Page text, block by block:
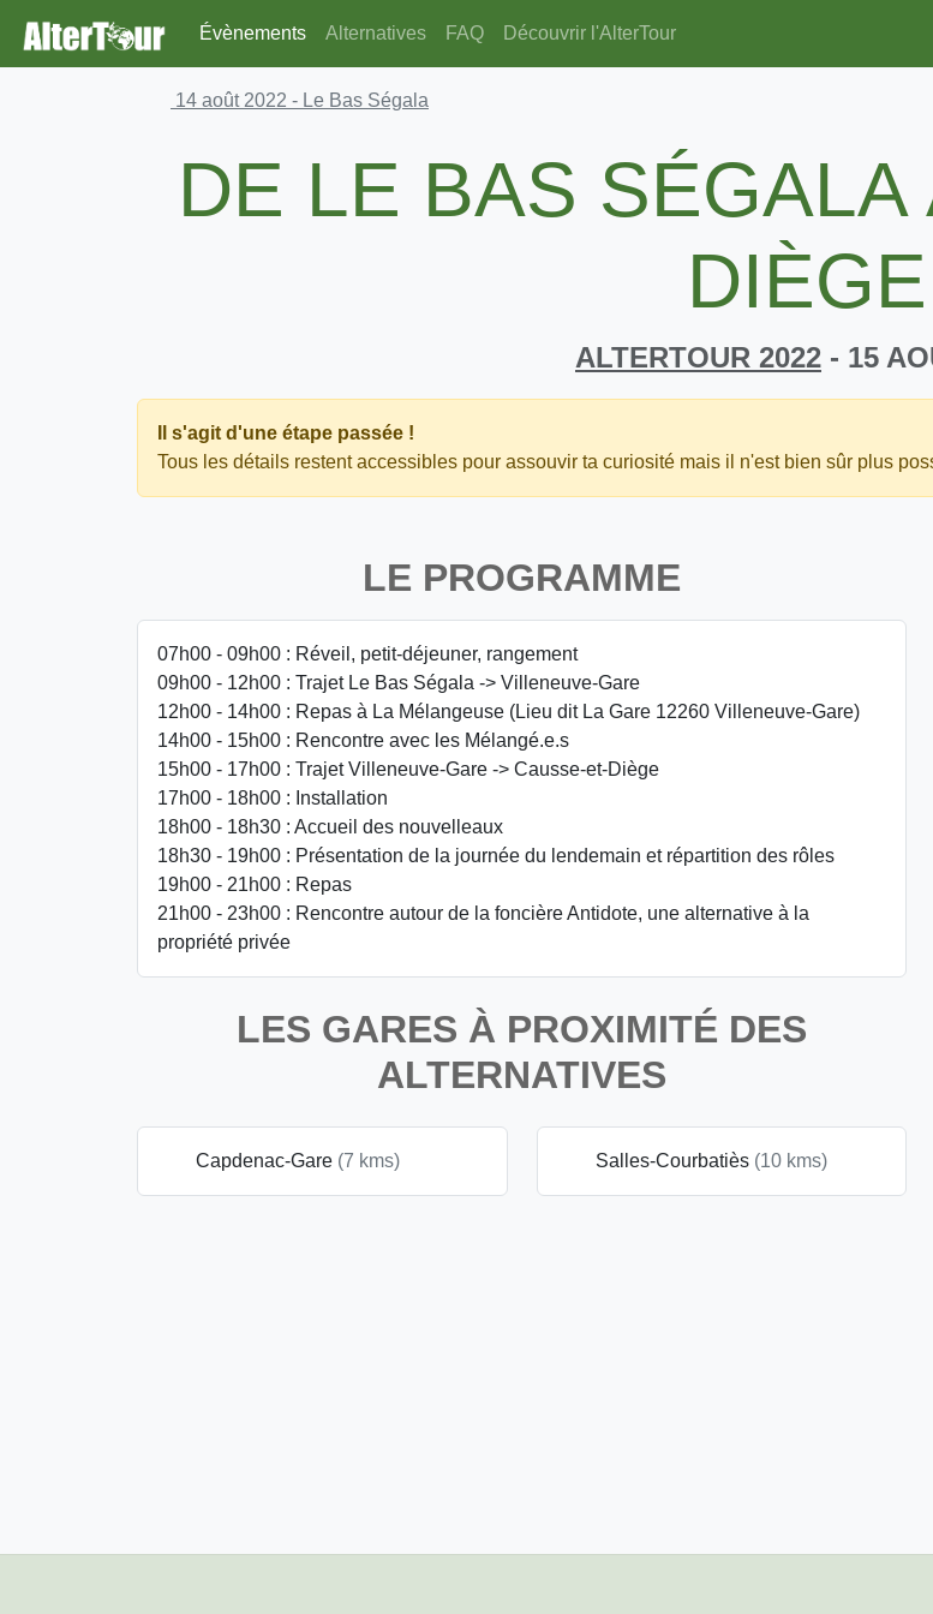
Évènements Alternatives FAQ Découvrir l'AlterTour
14 août 2022 - Le Bas Ségala
DE LE BAS
DIÈGE
ALTERTOUR 2022 - 15
Il s'agit d'une étape passée !
Tous les détails restent accessibles pour assouvir ta curiosité mais il n'est bien sûr plus
LE PROGRAMME
07h00 - 09h00 : Réveil, petit-déjeuner, rangement
09h00 - 12h00 : Trajet Le Bas Ségala -> Villeneuve-Gare
12h00 - 14h00 : Repas à La Mélangeuse (Lieu dit La Gare 12260 Villeneuve-Gare)
14h00 - 15h00 : Rencontre avec les Mélangé.e.s
15h00 - 17h00 : Trajet Villeneuve-Gare -> Causse-et-Diège
17h00 - 18h00 : Installation
18h00 - 18h30 : Accueil des nouvelleaux
18h30 - 19h00 : Présentation de la journée du lendemain et répartition des rôles
19h00 - 21h00 : Repas
21h00 - 23h00 : Rencontre autour de la foncière Antidote, une alternative à la
propriété privée
LES GARES À PROXIMITÉ DES
ALTERNATIVES
Capdenac-Gare (7 kms) Salles-Courbatiès (10 kms)